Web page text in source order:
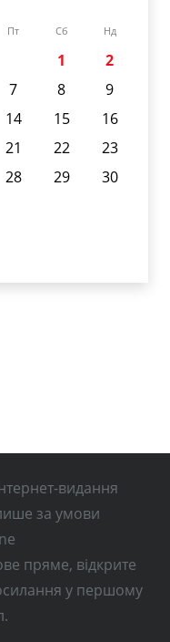
Пт Сб Нд
1
2
7 8
9
14 15
16
21 22
23
28 29
30
видання
за умови
пряме, відкрите
у першому